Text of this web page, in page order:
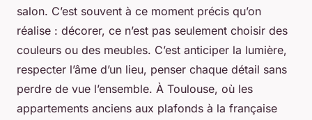
salon. C’est souvent à ce moment précis qu’on
réalise : décorer, ce n’est pas seulement choisir des
couleurs ou des meubles. C’est anticiper la lumière,
respecter l’âme d’un lieu, penser chaque détail sans
perdre de vue l’ensemble. À Toulouse, où les
appartements anciens aux plafonds à la française